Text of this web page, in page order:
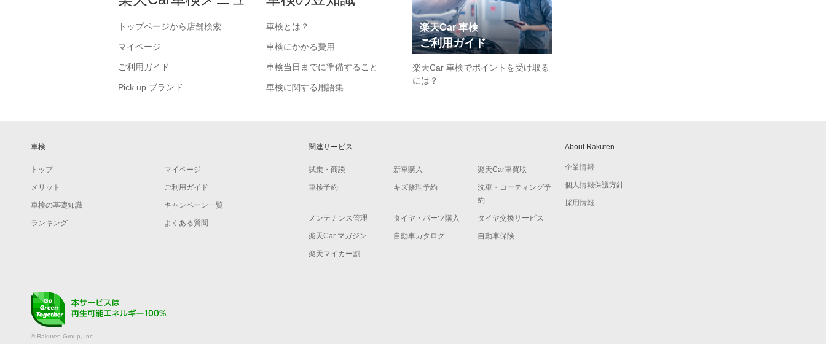
トップページから店舗検索
マイページ
ご利用ガイド
Pick up ブランド
車検とは？
車検にかかる費用
車検当日までに準備すること
車検に関する用語集
楽天Car 車検
ご利用ガイド
楽天Car 車検でポイントを受け取る
には？
車検
トップ マイページ
メリット ご利用ガイド
車検の基礎知識 キャンペーン一覧
ランキング よくある質問
関連サービス
試乗・商談 新車購入 楽天Car車買取
車検予約 キズ修理予約
洗車・コーティング予
約
メンテナンス管理 タイヤ・パーツ購入 タイヤ交換サービス
楽天Car マガジン 自動車カタログ 自動車保険
楽天マイカー割
About Rakuten
企業情報
個人情報保護方針
採用情報
© Rakuten Group, Inc.